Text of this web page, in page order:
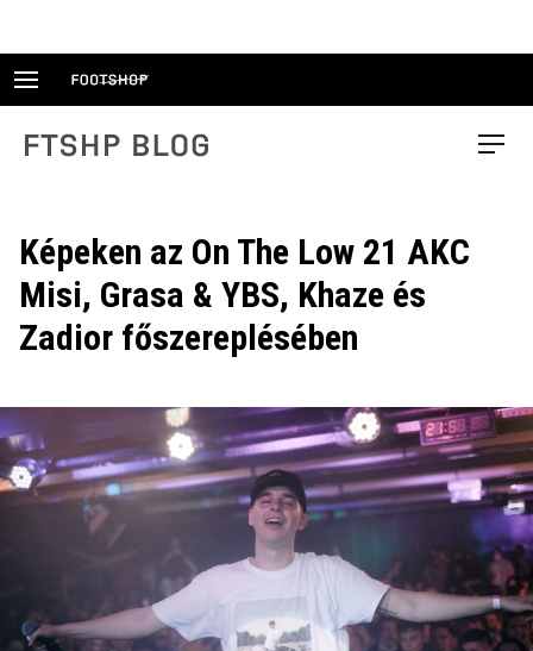
FTSHP blog Menu
Képeken az On The Low 21 AKC
Misi, Grasa & YBS, Khaze és
Zadior főszereplésében